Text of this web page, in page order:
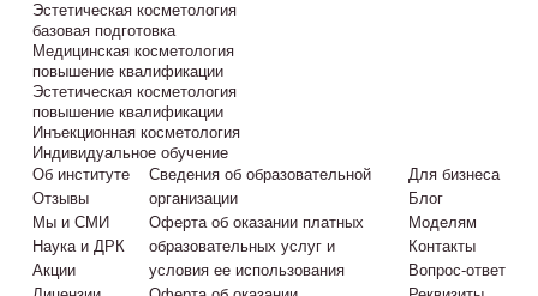
Эстетическая косметология
базовая подготовка
Медицинская косметология
повышение квалификации
Эстетическая косметология
повышение квалификации
Инъекционная косметология
Индивидуальное обучение
Об институте
Отзывы
Мы и СМИ
Наука и ДРК
Акции
Сведения об образовательной
организации
Оферта об оказании платных
образовательных услуг и
условия ее использования
Для бизнеса
Блог
Моделям
Контакты
Вопрос-ответ